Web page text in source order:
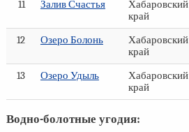
11 Залив Счастья
Хабаровский
край
12 Озеро Болонь
Хабаровский
край
13 Озеро Удыль
Хабаровский
край
Водно-болотные угодия: